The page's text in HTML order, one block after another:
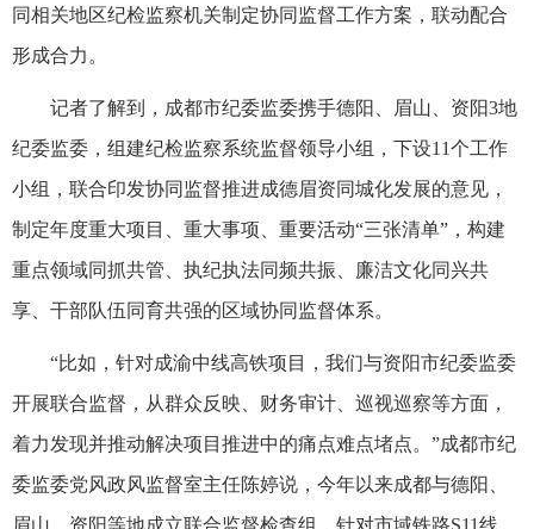
同相关地区纪检监察机关制定协同监督工作方案，联动配合
形成合力。
记者了解到，成都市纪委监委携手德阳、眉山、资阳3地
纪委监委，组建纪检监察系统监督领导小组，下设11个工作
小组，联合印发协同监督推进成德眉资同城化发展的意见，
制定年度重大项目、重大事项、重要活动“三张清单”，构建
重点领域同抓共管、执纪执法同频共振、廉洁文化同兴共
享、干部队伍同育共强的区域协同监督体系。
“比如，针对成渝中线高铁项目，我们与资阳市纪委监委
开展联合监督，从群众反映、财务审计、巡视巡察等方面，
着力发现并推动解决项目推进中的痛点难点堵点。”成都市纪
委监委党风政风监督室主任陈婷说，今年以来成都与德阳、
眉山、资阳等地成立联合监督检查组，针对市域铁路S11线、